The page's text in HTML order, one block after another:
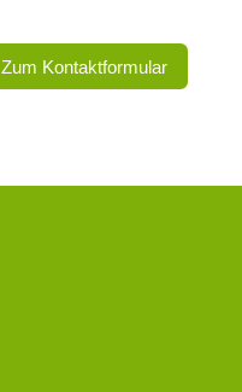
Zum Kontaktformular